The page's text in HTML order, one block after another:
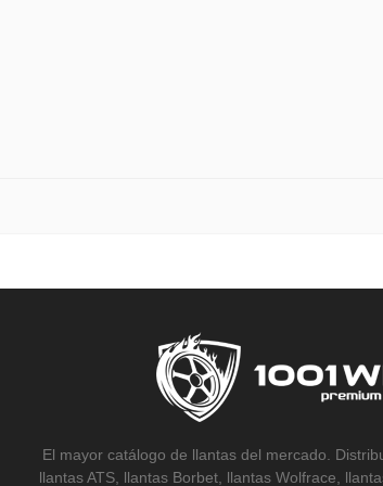
El mayor catálogo de llantas del mercado.
llantas ATS, llantas Borbet, llantas Wolfrace,